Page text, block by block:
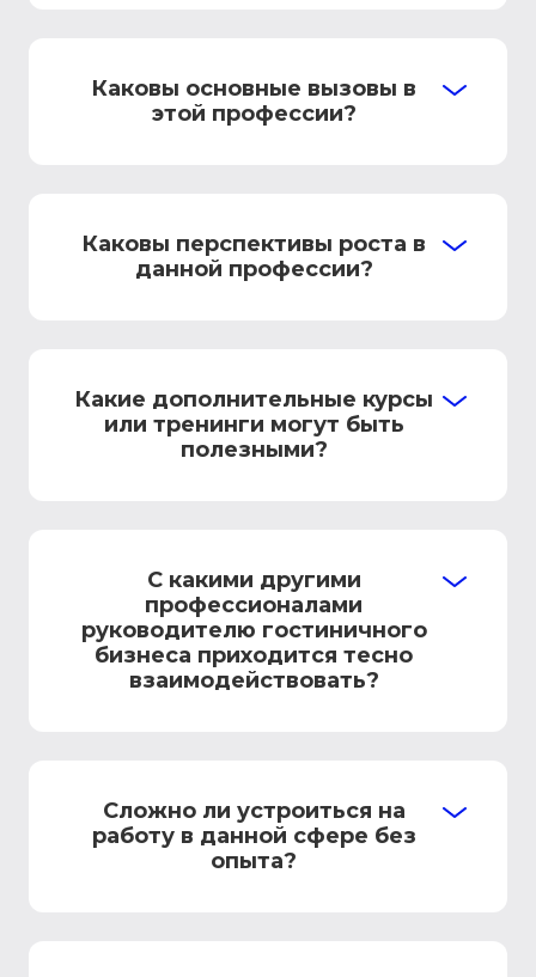
Каковы основные вызовы в
этой профессии?
Каковы перспективы роста в
данной профессии?
Какие дополнительные курсы
или тренинги могут быть
полезными?
С какими другими
профессионалами
руководителю гостиничного
бизнеса приходится тесно
взаимодействовать?
Сложно ли устроиться на
работу в данной сфере без
опыта?